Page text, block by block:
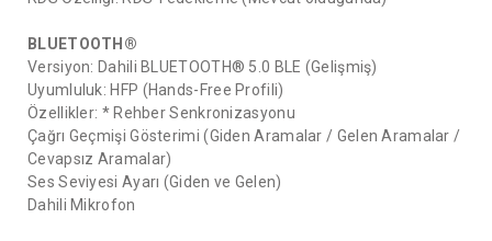
BLUETOOTH®
Versiyon: Dahili BLUETOOTH® 5.0 BLE (Gelişmiş)
Uyumluluk: HFP (Hands-Free Profili)
Özellikler: * Rehber Senkronizasyonu
Çağrı Geçmişi Gösterimi (Giden Aramalar / Gelen Aramalar /
Cevapsız Aramalar)
Ses Seviyesi Ayarı (Giden ve Gelen)
Dahili Mikrofon